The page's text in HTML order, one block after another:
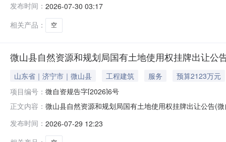
公告如下：一、出让地块的基本情况和规划指标要求宗
(元/㎡)增价幅度(
发布时间： 2026-07-30 03:17
相关产品：
空
微山县自然资源和规划局国有土地使用权挂牌出让公
山东省｜济宁市｜微山县 工程建筑 服务
预算2123万元
项目编号： 微自资规告字[2026]6号
正文内容： 微山县自然资源和规划局国有土地使用权挂牌出让公告(
如下：一、挂牌出让方式地块的基本情况和规划指标要
群
发布时间： 2026-07-29 12:23